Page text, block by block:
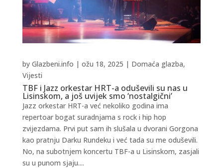
TBF i Jazz orkestar HRT-a oduševili su nas u
Lisinskom, a još uvijek smo ‘nostalgični’
by Glazbeni.info | ožu 18, 2025 | Domaća glazba,
Vijesti
Jazz orkestar HRT-a već nekoliko godina ima
repertoar bogat suradnjama s rock i hip hop
zvijezdama. Prvi put sam ih slušala u dvorani Gorgona
kao pratnju Darku Rundeku i već tada su me oduševili.
No, na subotnjem koncertu TBF-a u Lisinskom, zasjali
su u punom sjaju....